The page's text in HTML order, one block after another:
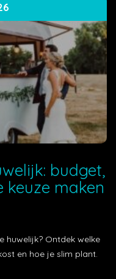
budget,
keuze maken
huwelijk? Ontdek welke
en hoe je slim plant.